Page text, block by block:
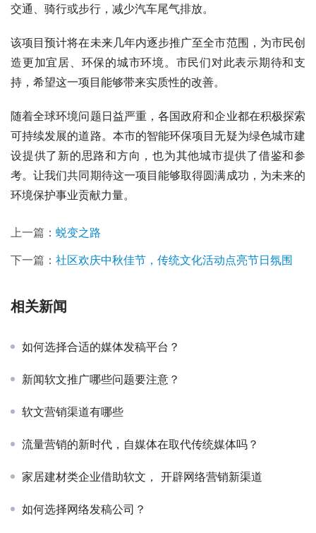
交通、骑行或步行，减少汽车尾气排放。
该项目预计将在未来几年内逐步推广至全市范围，为市民创
造更加宜居、环保的城市环境。市民们对此表示期待和支
持，希望这一项目能够带来实质性的改善。
随着全球环境问题日益严重，各国政府和企业都在积极探索
可持续发展的道路。本市的智能环保项目无疑为绿色城市建
设提供了新的思路和方向，也为其他城市提供了借鉴和参
考。让我们共同期待这一项目能够取得圆满成功，为未来的
环境保护事业贡献力量。
上一篇： 蜕变之路
下一篇： 社区欢庆中秋佳节，传统文化活动点亮节日氛围
相关新闻
如何选择合适的媒体发稿平台？
新闻软文推广哪些问题要注意？
软文营销渠道有哪些
流量营销的新时代，自媒体在取代传统媒体吗？
家居建材类企业借助软文， 开辟网络营销新渠道
如何选择网络发稿公司？